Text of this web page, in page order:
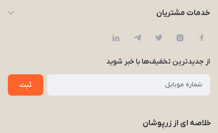
حساب کاربری
لیست محصولات
درباره ما
تماس با ما
خدمات مشتریان
قوانین و مقررات
حریم خصوصی
راهنما
از جدید‌ترین تخفیف‌ها با‌ خبر شوید
ثبت
خلاصه ای از زرپوشان